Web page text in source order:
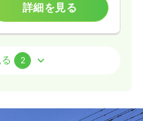
詳細を見る
2